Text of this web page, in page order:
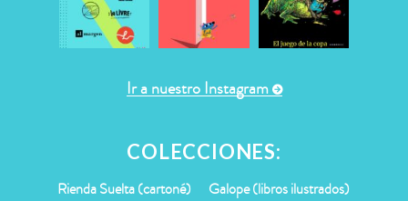
Ir a nuestro Instagram
COLECCIONES:
Rienda Suelta (cartoné)
Galope (libros ilustrados)